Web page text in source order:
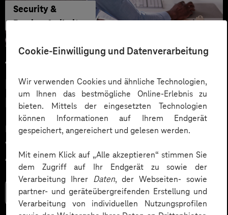
Cookie-Einwilligung und Datenverarbeitung
Wir verwenden Cookies und ähnliche Technologien,
um Ihnen das bestmögliche Online-Erlebnis zu
bieten. Mittels der eingesetzten Technologien
können Informationen auf Ihrem Endgerät
gespeichert, angereichert und gelesen werden.
Mit einem Klick auf „Alle akzeptieren“ stimmen Sie
dem Zugriff auf Ihr Endgerät zu sowie der
Verarbeitung Ihrer Daten, der Webseiten- sowie
partner- und geräteübergreifenden Erstellung und
Verarbeitung von individuellen Nutzungsprofilen
Security &
Barrierefreiheit
15.07.2025
NIS2 Umsetzung: Technik, Tools &
Prozesse für mehr Cybersicherheit
NIS2 Umsetzung: Was Betreiber kritischer Anlagen &
wichtige Einrichtungen jetzt beachten müssen. Alle
Anforderungen, Fristen & Tipps zur Umsetzung.
Mehr lesen